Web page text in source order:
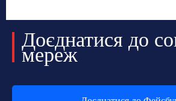
Доєднатися до
мереж